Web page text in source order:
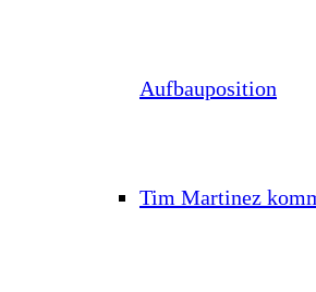
Aufbauposition
Tim Martinez